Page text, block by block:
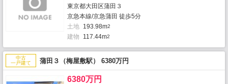
東京都大田区蒲田３
京急本線/京急蒲田 徒歩5分
土地 193.98m2
建物 117.44m2
中古
一戸建て
蒲田３（梅屋敷駅） 6380万円
6380万円